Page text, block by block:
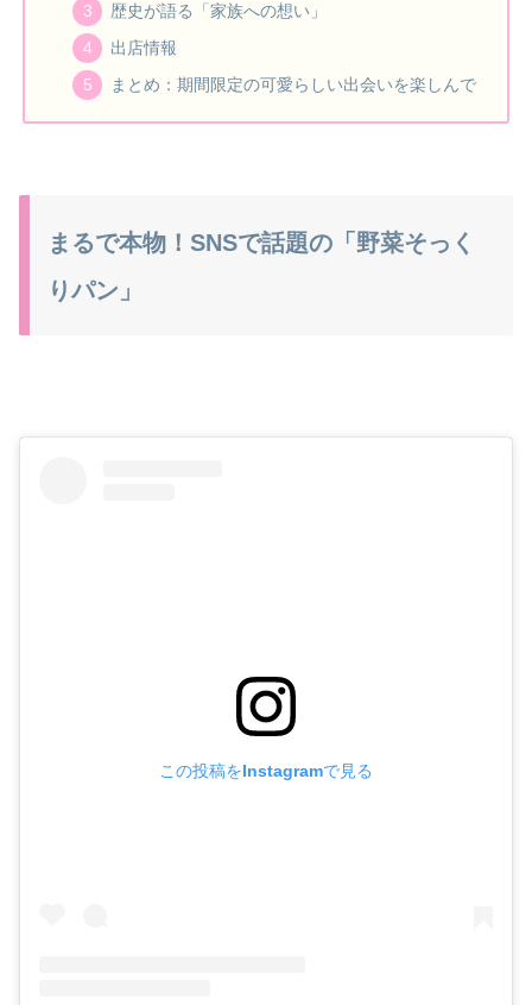
歴史が語る「家族への想い」
出店情報
まとめ：期間限定の可愛らしい出会いを楽しんで
まるで本物！SNSで話題の「野菜そっく
りパン」
この投稿をInstagramで見る